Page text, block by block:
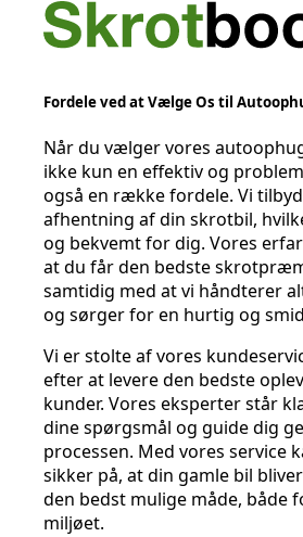
Fordele ved at Vælge Os til
Når du vælger vores
ikke kun en effektiv og
også en række fordele. Vi
afhentning af din skrotbil,
og bekvemt for dig. Vores
at du får den bedste
samtidig med at vi håndterer
og sørger for en hurtig og
Vi er stolte af vores
efter at levere den bedste
kunder. Vores eksperter står
dine spørgsmål og guide dig
processen. Med vores service
sikker på, at din gamle bil
den bedst mulige måde, både
miljøet.